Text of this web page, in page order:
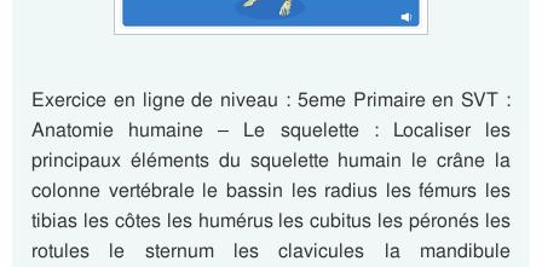
Exercice en ligne de niveau : 5eme Primaire en SVT :
Anatomie humaine – Le squelette : Localiser les
principaux éléments du squelette humain le crâne la
colonne vertébrale le bassin les radius les fémurs les
tibias les côtes les humérus les cubitus les péronés les
rotules le sternum les clavicules la mandibule